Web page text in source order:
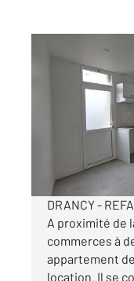
DRANCY 93
25,11 m2, 1 pièce
Ref : 34945
650 €
par mois charges
DRANCY -
A proximité de
commerces à
appartement
location. Il se